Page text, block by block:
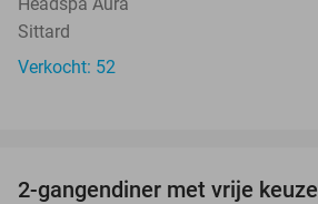
Sittard
Verkocht: 52
2-gangendiner met vrije